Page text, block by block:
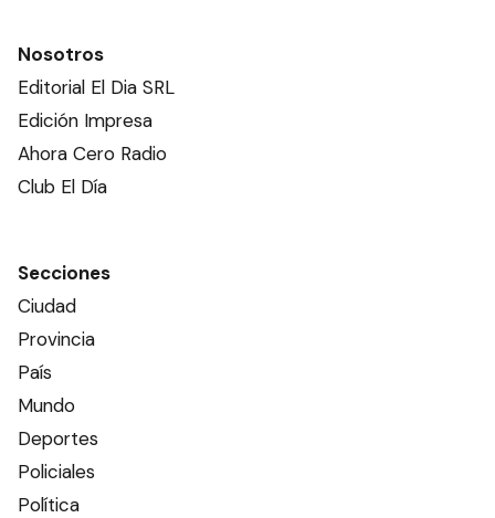
Nosotros
Editorial El Dia SRL
Edición Impresa
Ahora Cero Radio
Club El Día
Secciones
Ciudad
Provincia
País
Mundo
Deportes
Policiales
Política